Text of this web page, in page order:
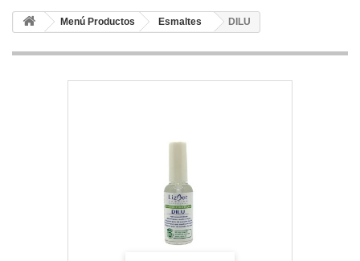
Menú Productos Esmaltes DILU